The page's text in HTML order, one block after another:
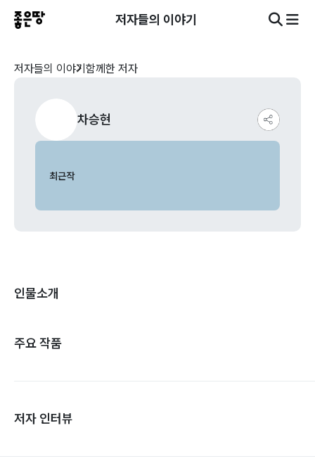
저자들의 이야기
저자들의 이야기 함께한 저자
차승현
최근작
인물소개
주요 작품
저자 인터뷰